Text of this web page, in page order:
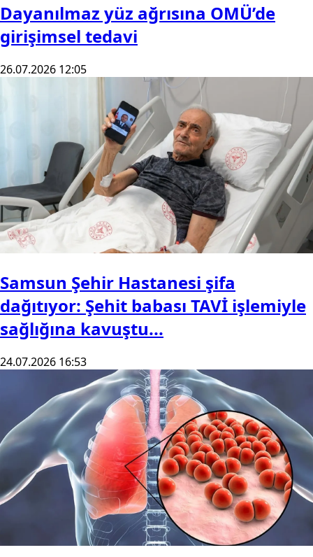
Dayanılmaz yüz ağrısına OMÜ’de
girişimsel tedavi
26.07.2026 12:05
Samsun Şehir Hastanesi şifa
dağıtıyor: Şehit babası TAVİ işlemiyle
sağlığına kavuştu...
24.07.2026 16:53